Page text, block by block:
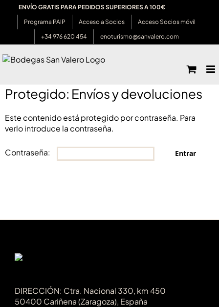
Saltar
contenido
ENVÍO GRATIS PARA PEDIDOS SUPERIORES A 100€
Programa PAIP
Acceso a Socios
Acceso Socios móvil
+34 976 620 454
enoturismo@sanvalero.com
Protegido: Envíos y devoluciones
Este contenido está protegido por contraseña. Para
verlo introduce la contraseña.
Contraseña:
DIRECCIÓN: Ctra. Nacional 330, km 450
50400 Cariñena (Zaragoza), España